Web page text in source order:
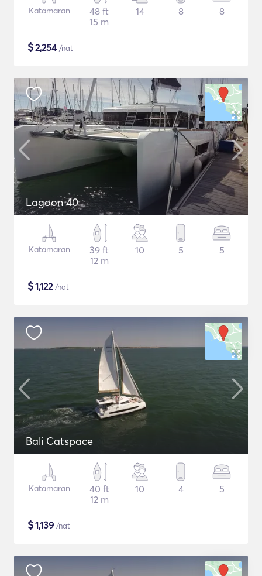
Katamaran
48 ft
15 m
14 8 8
$2,254/nat
Lagoon 40
Katamaran
39 ft
12 m
10 5 5
$1,122/nat
Bali Catspace
Katamaran
40 ft
12 m
10 4 5
$1,139 /nat